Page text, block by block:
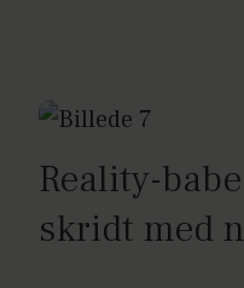
Reality-
skridt med